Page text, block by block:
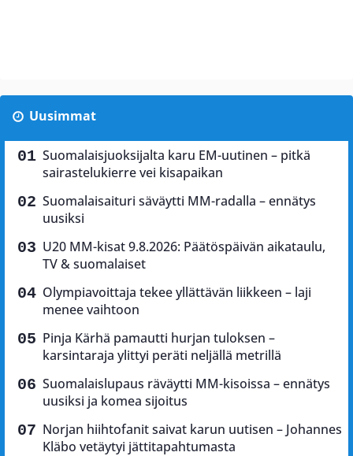
Uusimmat
Suomalaisjuoksijalta karu EM-uutinen – pitkä
sairastelukierre vei kisapaikan
Suomalaisaituri säväytti MM-radalla – ennätys
uusiksi
U20 MM-kisat 9.8.2026: Päätöspäivän aikataulu,
TV & suomalaiset
Olympiavoittaja tekee yllättävän liikkeen – laji
menee vaihtoon
Pinja Kärhä pamautti hurjan tuloksen –
karsintaraja ylittyi peräti neljällä metrillä
Suomalaislupaus räväytti MM-kisoissa – ennätys
uusiksi ja komea sijoitus
Norjan hiihtofanit saivat karun uutisen – Johannes
Kläbo vetäytyi jättitapahtumasta